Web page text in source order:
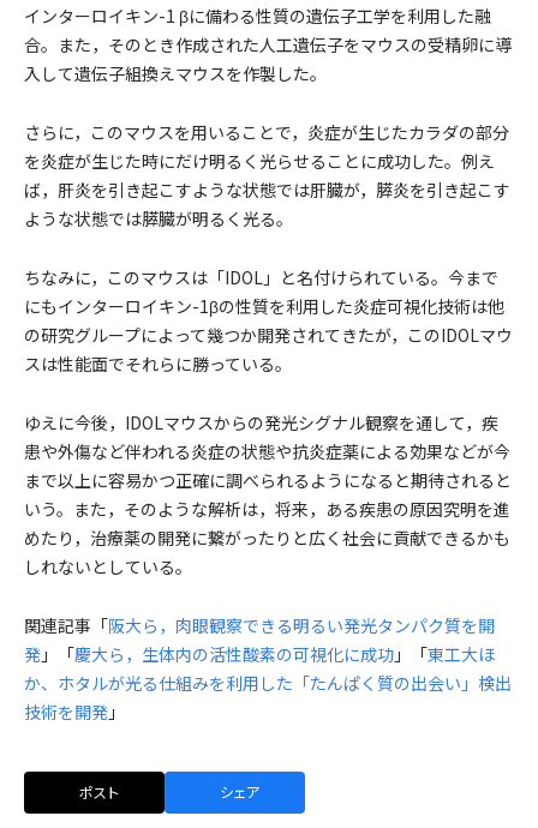
インターロイキン-1 βに備わる性質の遺伝子工学を利用した融
合。また，そのとき作成された人工遺伝子をマウスの受精卵に導
入して遺伝子組換えマウスを作製した。
さらに，このマウスを用いることで，炎症が生じたカラダの部分
を炎症が生じた時にだけ明るく光らせることに成功した。例え
ば，肝炎を引き起こすような状態では肝臓が，膵炎を引き起こす
ような状態では膵臓が明るく光る。
ちなみに，このマウスは「IDOL」と名付けられている。今まで
にもインターロイキン-1βの性質を利用した炎症可視化技術は他
の研究グループによって幾つか開発されてきたが，このIDOLマウ
スは性能面でそれらに勝っている。
ゆえに今後，IDOLマウスからの発光シグナル観察を通して，疾
患や外傷など伴われる炎症の状態や抗炎症薬による効果などが今
まで以上に容易かつ正確に調べられるようになると期待されると
いう。また，そのような解析は，将来，ある疾患の原因究明を進
めたり，治療薬の開発に繋がったりと広く社会に貢献できるかも
しれないとしている。
関連記事「阪大ら，肉眼観察できる明るい発光タンパク質を開
発 」「慶大ら，生体内の活性酸素の可視化に成功 」「東工大ほ
か、ホタルが光る仕組みを利用した「たんぱく質の出会い」検出
技術を開発 」
ポスト シェア